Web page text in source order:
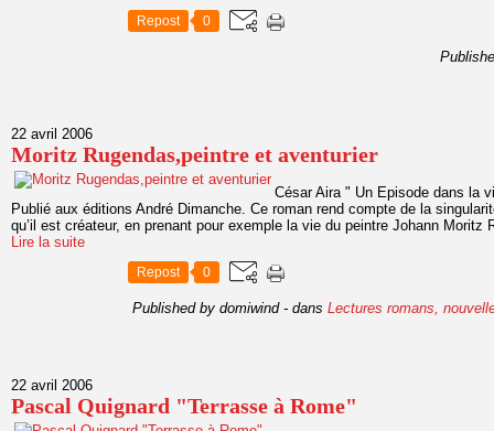
Repost 0
22 avril 2006
Moritz Rugendas,peintre et aventurier
César Aira " Un Episode dans la
Publié aux éditions André Dimanche. Ce roman rend compte de la
qu’il est créateur, en prenant pour exemple la vie du peintre Johann Moritz
Lire la suite
Repost 0
Published by domiwind - dans Lectures romans,
22 avril 2006
Pascal Quignard "Terrasse à Rome"